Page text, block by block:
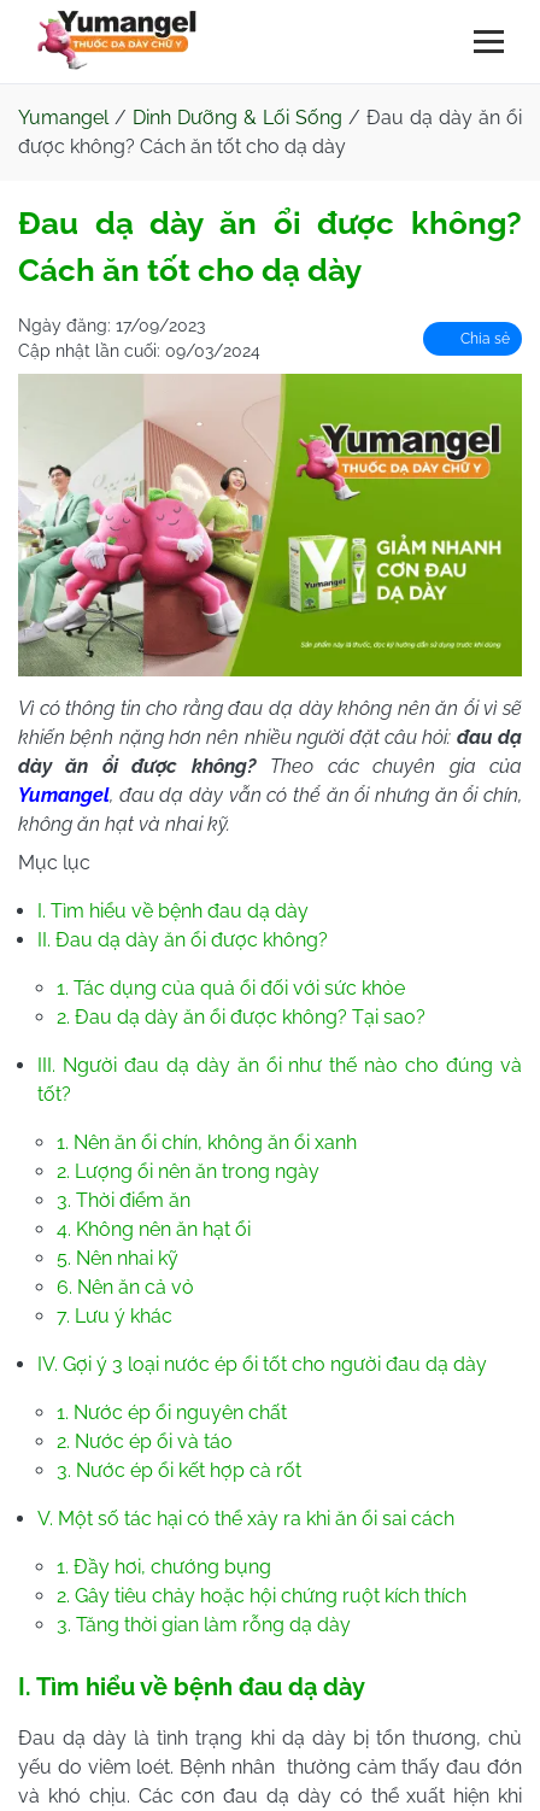
Yumangel/ Dinh Dưỡng & Lối Sống / Đau dạ dày ăn ổi
được không? Cách ăn tốt cho dạ dày
Đau dạ dày ăn ổi được không?
Cách ăn tốt cho dạ dày
Ngày đăng: 17/09/2023
Cập nhật lần cuối: 09/03/2024
Chia sẻ
Vì có thông tin cho rằng đau dạ dày không nên ăn ổi vì sẽ
khiến bệnh nặng hơn nên nhiều người đặt câu hỏi: đau dạ
dày ăn ổi được không? Theo các chuyên gia của
Yumangel, đau dạ dày vẫn có thể ăn ổi nhưng ăn ổi chín,
không ăn hạt và nhai kỹ.
Mục lục
I. Tìm hiểu về bệnh đau dạ dày
II. Đau dạ dày ăn ổi được không?
1. Tác dụng của quả ổi đối với sức khỏe
2. Đau dạ dày ăn ổi được không? Tại sao?
III. Người đau dạ dày ăn ổi như thế nào cho đúng và
tốt?
1. Nên ăn ổi chín, không ăn ổi xanh
2. Lượng ổi nên ăn trong ngày
3. Thời điểm ăn
4. Không nên ăn hạt ổi
5. Nên nhai kỹ
6. Nên ăn cả vỏ
7. Lưu ý khác
IV. Gợi ý 3 loại nước ép ổi tốt cho người đau dạ dày
1. Nước ép ổi nguyên chất
2. Nước ép ổi và táo
3. Nước ép ổi kết hợp cà rốt
V. Một số tác hại có thể xảy ra khi ăn ổi sai cách
1. Đầy hơi, chướng bụng
2. Gây tiêu chảy hoặc hội chứng ruột kích thích
3. Tăng thời gian làm rỗng dạ dày
I. Tìm hiểu về bệnh đau dạ dày
Đau dạ dày là tình trạng khi dạ dày bị tổn thương, chủ
yếu do viêm loét. Bệnh nhân thường cảm thấy đau đớn
và khó chịu. Các cơn đau dạ dày có thể xuất hiện khi